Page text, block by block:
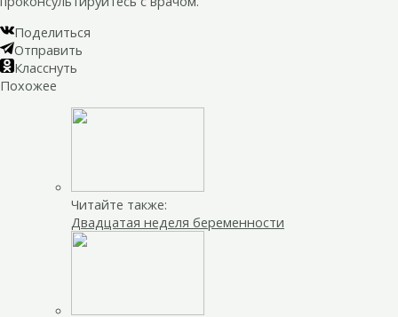
Поделиться
Отправить
Класснуть
Похожее
Читайте также:
Двадцатая неделя беременности